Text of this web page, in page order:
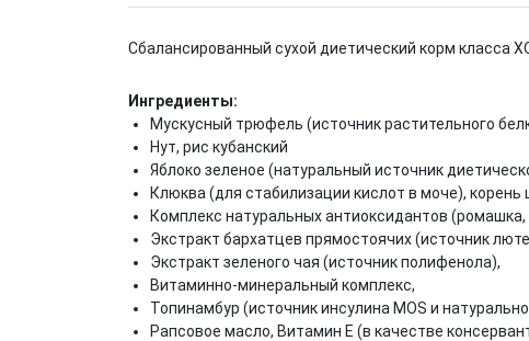
Сбалансированный сухой диетический корм
Ингредиенты:
Мускусный трюфель (источник растительного
Нут, рис кубанский
Яблоко зеленое (натуральный источник
Клюква (для стабилизации кислот в моче), корень
Комплекс натуральных антиоксидантов
Экстракт бархатцев прямостоячих (источник
Экстракт зеленого чая (источник полифенола),
Витаминно-минеральный комплекс,
Топинамбур (источник инсулина MOS и
Рапсовое масло, Витамин Е (в качестве